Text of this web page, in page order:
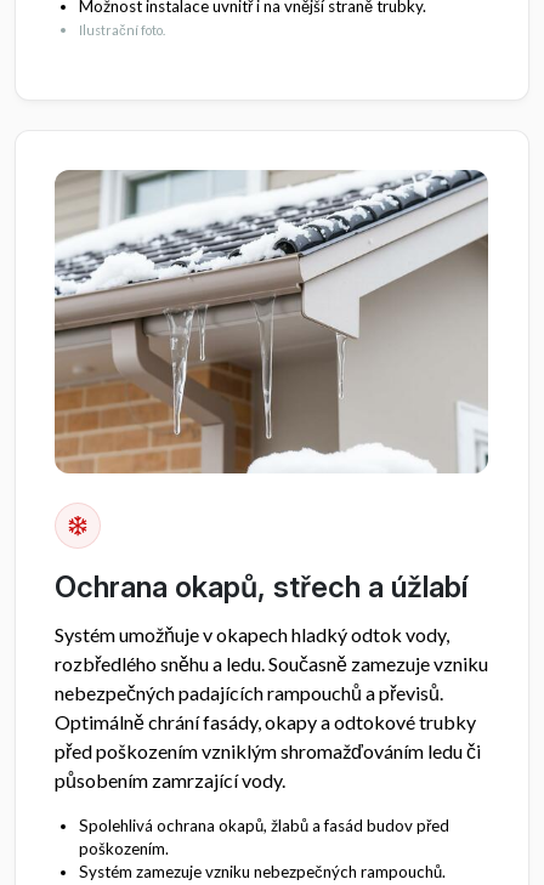
Možnost instalace uvnitř i na vnější straně trubky.
Ilustrační foto.
Ochrana okapů, střech a úžlabí
Systém umožňuje v okapech hladký odtok vody,
rozbředlého sněhu a ledu. Současně zamezuje vzniku
nebezpečných padajících rampouchů a převisů.
Optimálně chrání fasády, okapy a odtokové trubky
před poškozením vzniklým shromažďováním ledu či
působením zamrzající vody.
Spolehlivá ochrana okapů, žlabů a fasád budov před
poškozením.
Systém zamezuje vzniku nebezpečných rampouchů.